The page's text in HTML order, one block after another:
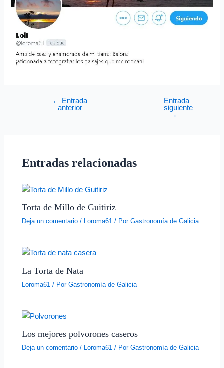
← Entrada
anterior
Entrada
siguiente
→
Entradas relacionadas
Torta de Millo de Guitiriz
Deja un comentario / Loroma61 / PorGastronomía de Galicia
La Torta de Nata
Loroma61 / PorGastronomía de Galicia
Los mejores polvorones caseros
Deja un comentario / Loroma61 / PorGastronomía de Galicia